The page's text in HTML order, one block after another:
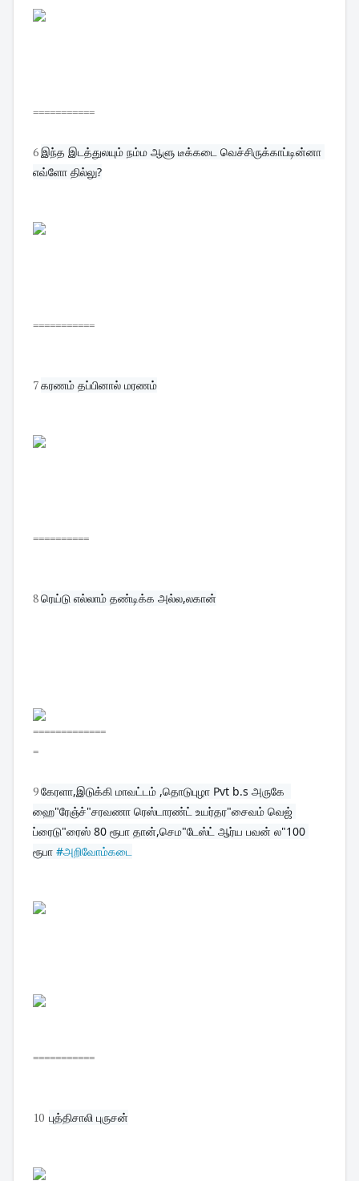
===========
6இந்த இடத்துலயும் நம்ம ஆளு டீக்கடை வெச்சிருக்காப்டின்னா
எவ்ளோ தில்லு?
===========
7கரணம் தப்பினால் மரணம்
==========
8ரெய்டு எல்லாம் தண்டிக்க அல்ல,லகான்
=============
=
9கேரளா,இடுக்கி மாவட்டம் ,தொடுபுழா Pvt b.s அருகே
ஹை"ரேஞ்ச்"சரவணா ரெஸ்டாரண்ட் உயர்தர"சைவம் வெஜ்
ப்ரைடு"ரைஸ் 80 ரூபா தான்,செம"டேஸ்ட் ஆர்ய பவன் ல"100
ரூபா #அறிவோம்கடை
===========
10 புத்திசாலி புருசன்